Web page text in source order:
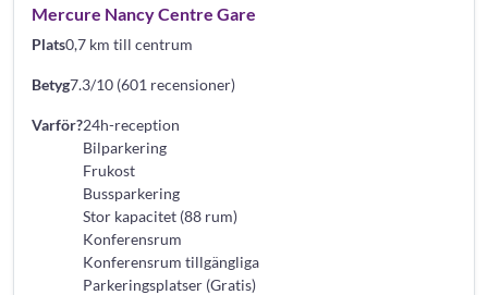
Mercure Nancy Centre Gare
Plats0,7 km till centrum
Betyg7.3/10 (601 recensioner)
Varför?24h-reception
Bilparkering
Frukost
Bussparkering
Stor kapacitet (88 rum)
Konferensrum
Konferensrum tillgängliga
Parkeringsplatser (Gratis)